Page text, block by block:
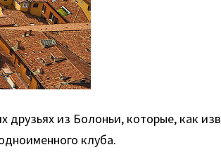
из Болоньи, которые, как
клуба.